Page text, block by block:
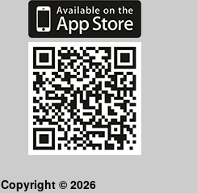
Copyright © 2026